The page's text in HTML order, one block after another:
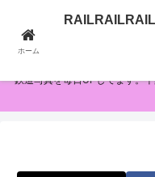
RAILRAILRAIL
鉄道写真を毎日UPしてます。
ホーム